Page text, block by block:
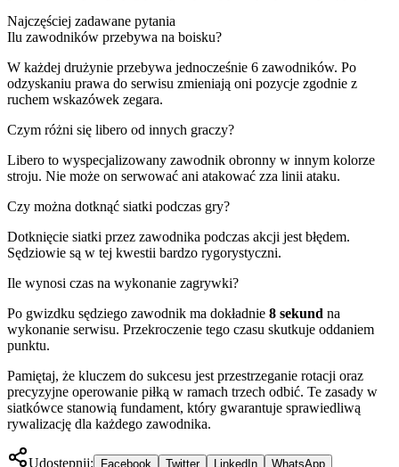
Najczęściej zadawane pytania
Ilu zawodników przebywa na boisku?
W każdej drużynie przebywa jednocześnie 6 zawodników. Po
odzyskaniu prawa do serwisu zmieniają oni pozycje zgodnie z
ruchem wskazówek zegara.
Czym różni się libero od innych graczy?
Libero to wyspecjalizowany zawodnik obronny w innym kolorze
stroju. Nie może on serwować ani atakować zza linii ataku.
Czy można dotknąć siatki podczas gry?
Dotknięcie siatki przez zawodnika podczas akcji jest błędem.
Sędziowie są w tej kwestii bardzo rygorystyczni.
Ile wynosi czas na wykonanie zagrywki?
Po gwizdku sędziego zawodnik ma dokładnie 8 sekund na
wykonanie serwisu. Przekroczenie tego czasu skutkuje oddaniem
punktu.
Pamiętaj, że kluczem do sukcesu jest przestrzeganie rotacji oraz
precyzyjne operowanie piłką w ramach trzech odbić. Te zasady w
siatkówce stanowią fundament, który gwarantuje sprawiedliwą
rywalizację dla każdego zawodnika.
Udostępnij: Facebook Twitter LinkedIn WhatsApp